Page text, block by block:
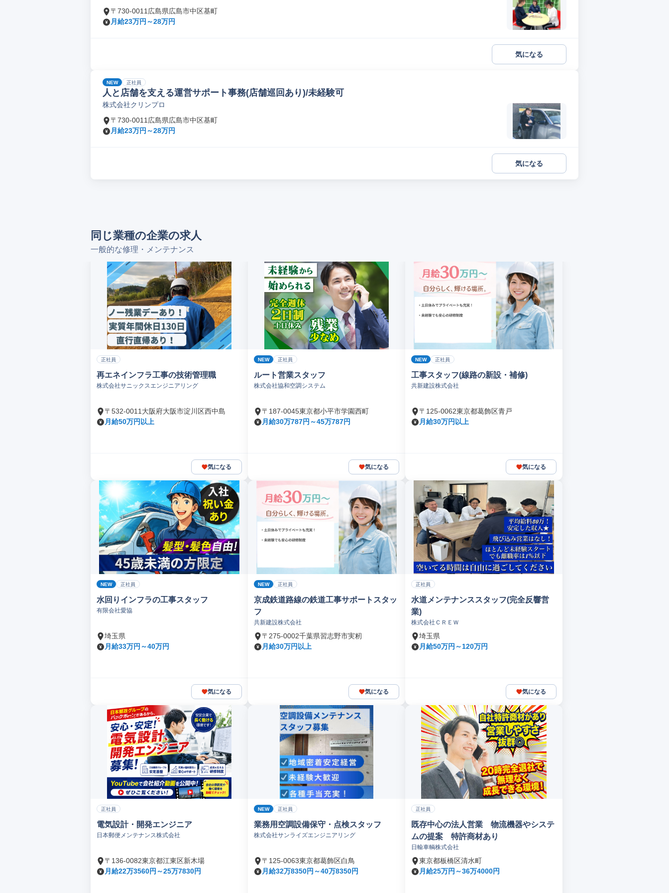
〒730-0011広島県広島市中区基町
月給23万円～28万円
気になる
NEW 正社員
人と店舗を支える運営サポート事務(店舗巡回あり)/未経験可
株式会社クリンプロ
〒730-0011広島県広島市中区基町
月給23万円～28万円
気になる
同じ業種の企業の求人
一般的な修理・メンテナンス
正社員
再エネインフラ工事の技術管理職
株式会社サニックスエンジニアリング
〒532-0011大阪府大阪市淀川区西中島
月給50万円以上
気になる
NEW 正社員
ルート営業スタッフ
株式会社協和空調システム
〒187-0045東京都小平市学園西町
月給30万787円～45万787円
気になる
NEW 正社員
工事スタッフ(線路の新設・補修)
共新建設株式会社
〒125-0062東京都葛飾区青戸
月給30万円以上
気になる
NEW 正社員
水回りインフラの工事スタッフ
有限会社愛協
埼玉県
月給33万円～40万円
気になる
NEW 正社員
京成鉄道路線の鉄道工事サポートスタッ
フ
共新建設株式会社
〒275-0002千葉県習志野市実籾
月給30万円以上
気になる
正社員
水道メンテナンススタッフ(完全反響営
業)
株式会社ＣＲＥＷ
埼玉県
月給50万円～120万円
気になる
正社員
電気設計・開発エンジニア
日本郵便メンテナンス株式会社
〒136-0082東京都江東区新木場
月給22万3560円～25万7830円
NEW 正社員
業務用空調設備保守・点検スタッフ
株式会社サンライズエンジニアリング
〒125-0063東京都葛飾区白鳥
月給32万8350円～40万8350円
正社員
既存中心の法人営業 物流機器やシステ
ムの提案 特許商材あり
日輸車輌株式会社
東京都板橋区清水町
月給25万円～36万4000円